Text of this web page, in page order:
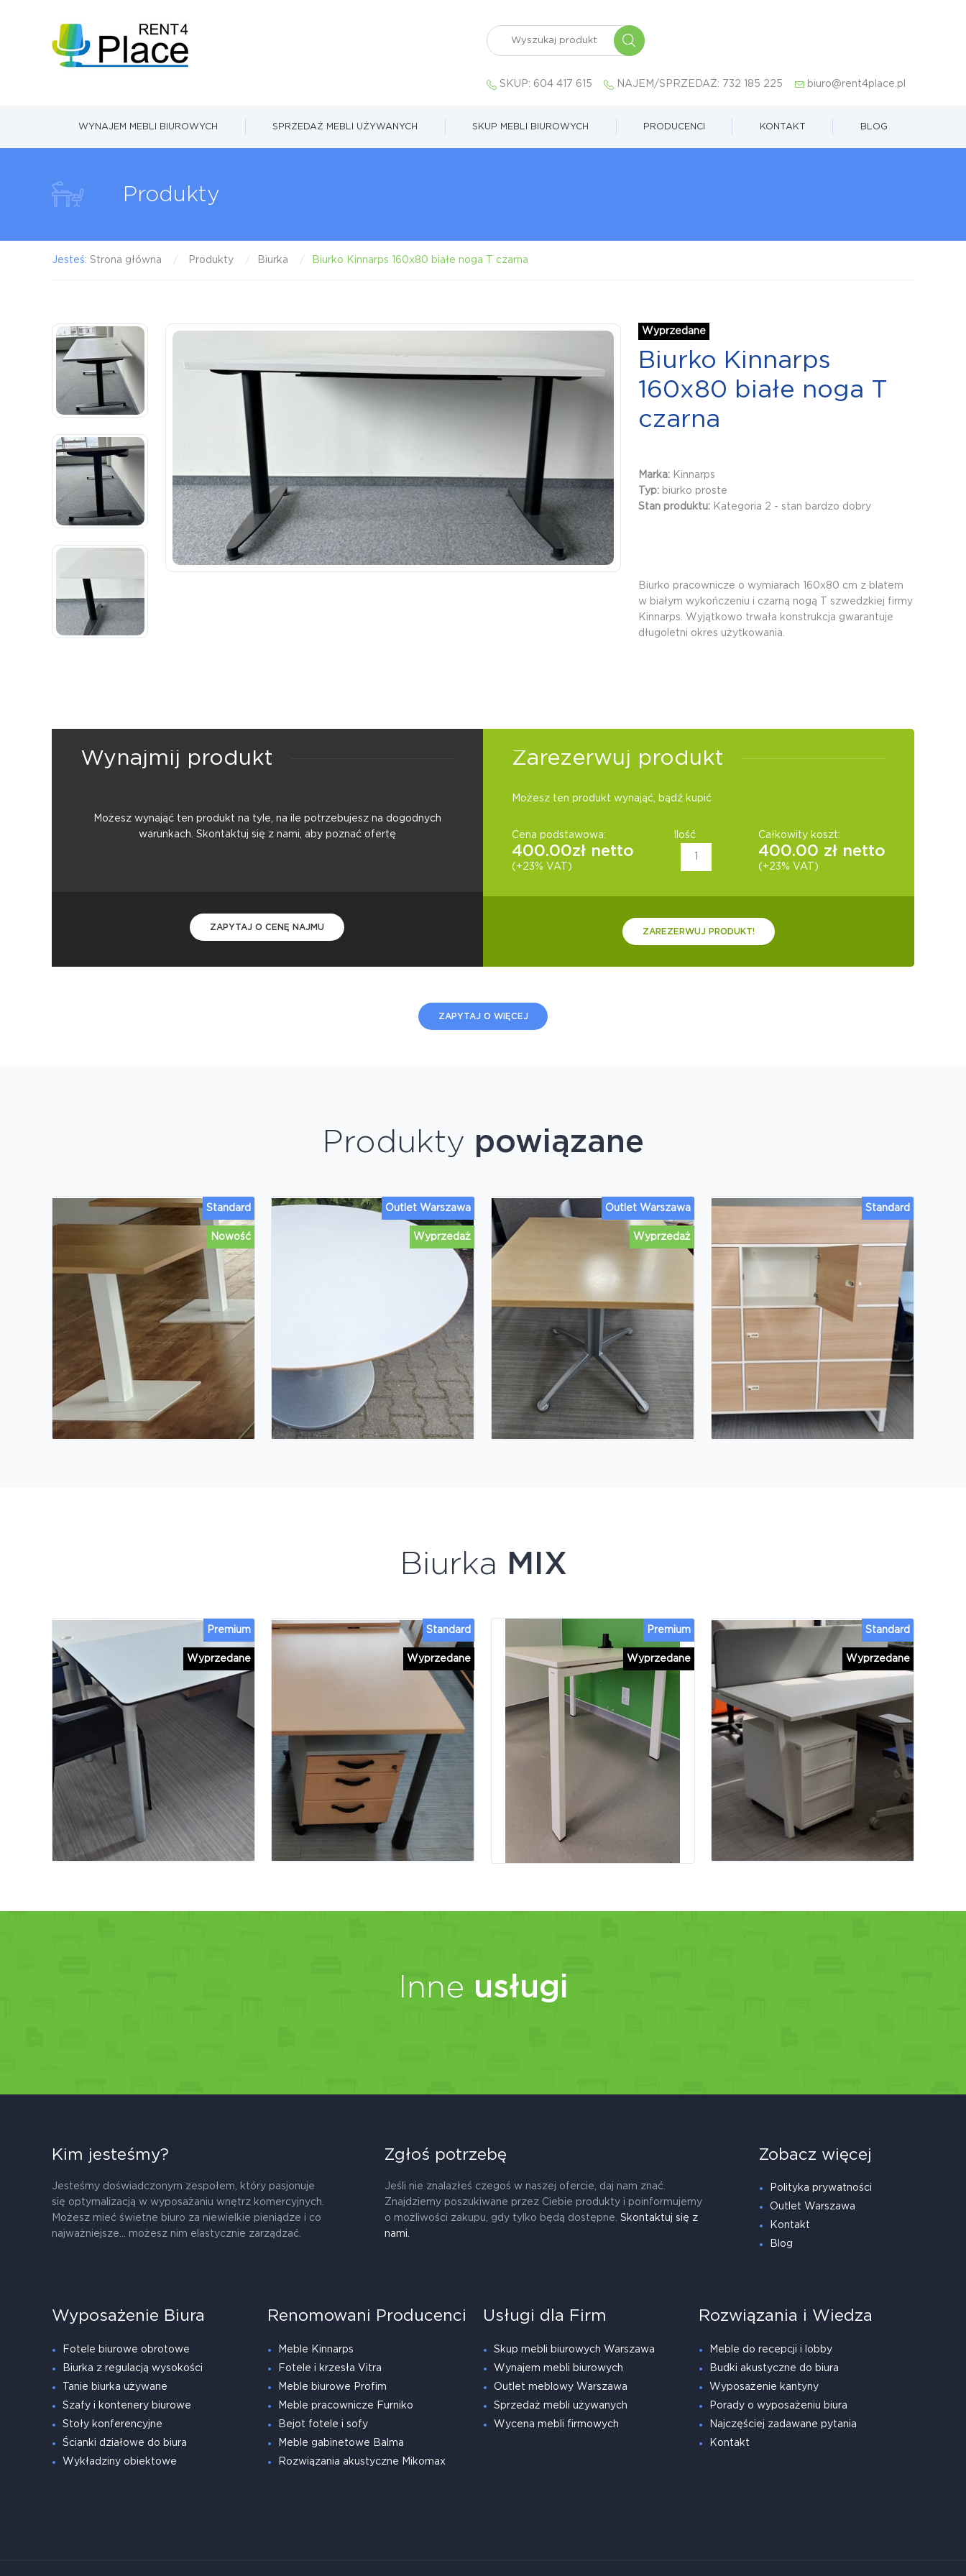
SKUP: 604 417 615 NAJEM/SPRZEDAŻ: 732 185 225 biuro@rent4place.pl
WYNAJEM MEBLI BIUROWYCH SPRZEDAŻ MEBLI UŻYWANYCH SKUP MEBLI BIUROWYCH PRODUCENCI KONTAKT BLOG
Produkty
Jesteś: Strona główna Produkty Biurka Biurko Kinnarps 160x80 białe noga T czarna
Wyprzedane
Biurko Kinnarps
160x80 białe noga T
czarna
Marka: Kinnarps
Typ: biurko proste
Stan produktu: Kategoria 2 - stan bardzo dobry
Biurko pracownicze o wymiarach 160x80 cm z blatem
w białym wykończeniu i czarną nogą T szwedzkiej firmy
Kinnarps. Wyjątkowo trwała konstrukcja gwarantuje
długoletni okres użytkowania.
Wynajmij produkt
Możesz wynająć ten produkt na tyle, na ile potrzebujesz na dogodnych
warunkach. Skontaktuj się z nami, aby poznać ofertę
ZAPYTAJ O CENĘ NAJMU
Zarezerwuj produkt
Możesz ten produkt wynająć, bądź kupić
Cena podstawowa:
400.00zł netto
(+23% VAT)
Ilość Całkowity koszt:
400.00 zł netto
(+23% VAT)
ZAREZERWUJ PRODUKT!
ZAPYTAJ O WIĘCEJ
Produkty powiązane
Nowość
Standard
Wyprzedaż
Outlet Warszawa
Wyprzedaż
Outlet Warszawa Standard
Biurka MIX
Wyprzedane
Premium
Wyprzedane
Standard
Wyprzedane
Premium
Wyprzedane
Standard
Inne usługi
Kim jesteśmy?
Jesteśmy doświadczonym zespołem, który pasjonuje
się optymalizacją w wyposażaniu wnętrz komercyjnych.
Możesz mieć świetne biuro za niewielkie pieniądze i co
najważniejsze... możesz nim elastycznie zarządzać.
Zgłoś potrzebę
Jeśli nie znalazłeś czegoś w naszej ofercie, daj nam znać.
Znajdziemy poszukiwane przez Ciebie produkty i poinformujemy
o możliwości zakupu, gdy tylko będą dostępne. Skontaktuj się z
nami.
Zobacz więcej
Polityka prywatności
Outlet Warszawa
Kontakt
Blog
Wyposażenie Biura
Fotele biurowe obrotowe
Biurka z regulacją wysokości
Tanie biurka używane
Szafy i kontenery biurowe
Stoły konferencyjne
Ścianki działowe do biura
Wykładziny obiektowe
Renomowani Producenci
Meble Kinnarps
Fotele i krzesła Vitra
Meble biurowe Profim
Meble pracownicze Furniko
Bejot fotele i sofy
Meble gabinetowe Balma
Rozwiązania akustyczne Mikomax
Usługi dla Firm
Skup mebli biurowych Warszawa
Wynajem mebli biurowych
Outlet meblowy Warszawa
Sprzedaż mebli używanych
Wycena mebli firmowych
Rozwiązania i Wiedza
Meble do recepcji i lobby
Budki akustyczne do biura
Wyposażenie kantyny
Porady o wyposażeniu biura
Najczęściej zadawane pytania
Kontakt